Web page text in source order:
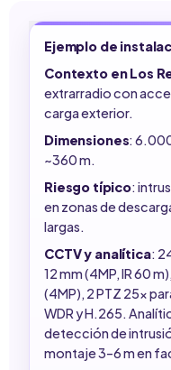
Ejemplo de
Contexto en Los
extrarradio con
carga exterior.
Dimensiones:
~360 m.
Riesgo típico:
en zonas de
largas.
CCTV y analítica:
12 mm (4MP, IR 60
(4MP), 2 PTZ 25x
WDR y H.265.
detección de
montaje 3–6 m en